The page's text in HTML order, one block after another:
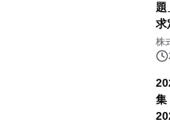
題
求
ー
株
集
2026